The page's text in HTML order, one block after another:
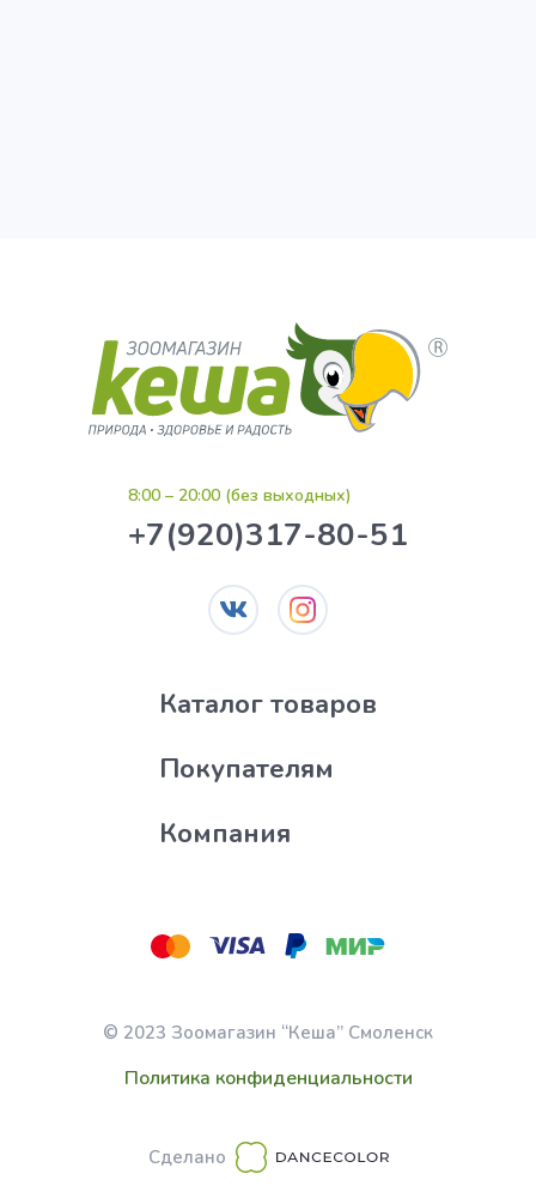
8:00 – 20:00 (без выходных)
+7(920)317-80-51
Каталог товаров
Покупателям
Компания
© 2023 Зоомагазин “Кеша” Смоленск
Политика конфиденциальности
Сделано